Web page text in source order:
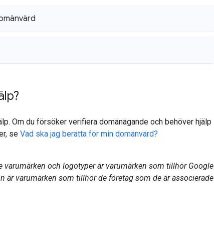
Om du försöker verifiera domänägande och behöver hjälp
se Vad ska jag berätta för min domänvärd?
varumärken och logotyper är varumärken som tillhör Google
är varumärken som tillhör de företag som de är associerade